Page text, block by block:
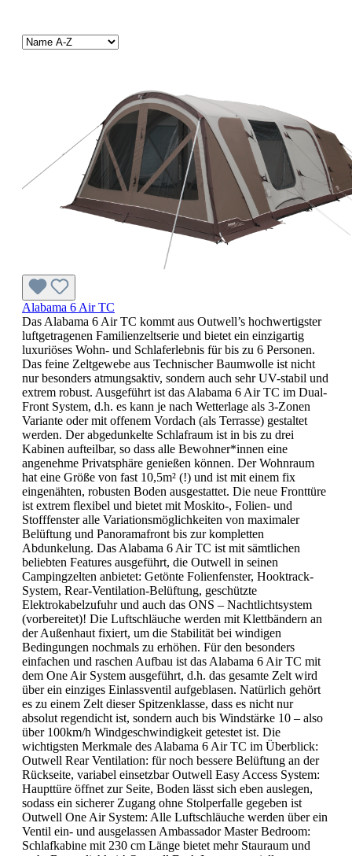
Alabama 6 Air TC
Das Alabama 6 Air TC kommt aus Outwell’s hochwertigster
luftgetragenen Familienzeltserie und bietet ein einzigartig
luxuriöses Wohn- und Schlaferlebnis für bis zu 6 Personen.
Das feine Zeltgewebe aus Technischer Baumwolle ist nicht
nur besonders atmungsaktiv, sondern auch sehr UV-stabil und
extrem robust. Ausgeführt ist das Alabama 6 Air TC im Dual-
Front System, d.h. es kann je nach Wetterlage als 3-Zonen
Variante oder mit offenem Vordach (als Terrasse) gestaltet
werden. Der abgedunkelte Schlafraum ist in bis zu drei
Kabinen aufteilbar, so dass alle Bewohner*innen eine
angenehme Privatsphäre genießen können. Der Wohnraum
hat eine Größe von fast 10,5m² (!) und ist mit einem fix
eingenähten, robusten Boden ausgestattet. Die neue Fronttüre
ist extrem flexibel und bietet mit Moskito-, Folien- und
Stofffenster alle Variationsmöglichkeiten von maximaler
Belüftung und Panoramafront bis zur kompletten
Abdunkelung. Das Alabama 6 Air TC ist mit sämtlichen
beliebten Features ausgeführt, die Outwell in seinen
Campingzelten anbietet: Getönte Folienfenster, Hooktrack-
System, Rear-Ventilation-Belüftung, geschützte
Elektrokabelzufuhr und auch das ONS – Nachtlichtsystem
(vorbereitet)! Die Luftschläuche werden mit Klettbändern an
der Außenhaut fixiert, um die Stabilität bei windigen
Bedingungen nochmals zu erhöhen. Für den besonders
einfachen und raschen Aufbau ist das Alabama 6 Air TC mit
dem One Air System ausgeführt, d.h. das gesamte Zelt wird
über ein einziges Einlassventil aufgeblasen. Natürlich gehört
es zu einem Zelt dieser Spitzenklasse, dass es nicht nur
absolut regendicht ist, sondern auch bis Windstärke 10 – also
über 100km/h Windgeschwindigkeit getestet ist. Die
wichtigsten Merkmale des Alabama 6 Air TC im Überblick:
Outwell Rear Ventilation: für noch bessere Belüftung an der
Rückseite, variabel einsetzbar Outwell Easy Access System:
Haupttüre öffnet zur Seite, Boden lässt sich eben auslegen,
sodass ein sicherer Zugang ohne Stolperfalle gegeben ist
Outwell One Air System: Alle Luftschläuche werden über ein
Ventil ein- und ausgelassen Ambassador Master Bedroom:
Schlafkabine mit 230 cm Länge bietet mehr Stauraum und